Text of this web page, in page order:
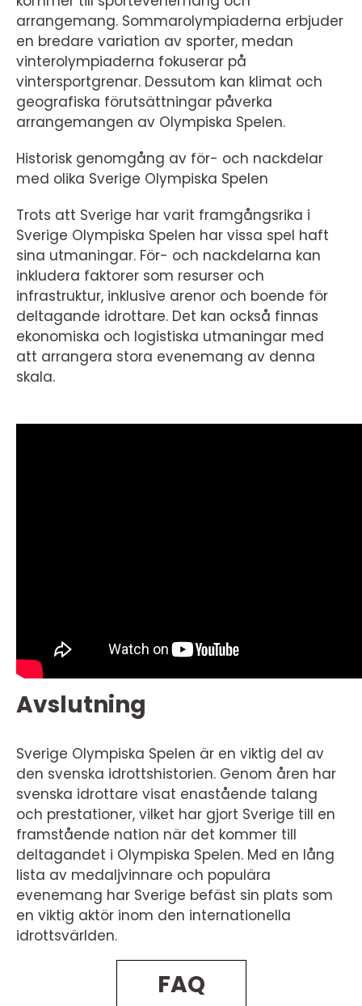
arrangemang. Sommarolympiaderna erbjuder
en bredare variation av sporter, medan
vinterolympiaderna fokuserar på
vintersportgrenar. Dessutom kan klimat och
geografiska förutsättningar påverka
arrangemangen av Olympiska Spelen.
Historisk genomgång av för- och nackdelar
med olika Sverige Olympiska Spelen
Trots att Sverige har varit framgångsrika i
Sverige Olympiska Spelen har vissa spel haft
sina utmaningar. För- och nackdelarna kan
inkludera faktorer som resurser och
infrastruktur, inklusive arenor och boende för
deltagande idrottare. Det kan också finnas
ekonomiska och logistiska utmaningar med
att arrangera stora evenemang av denna
skala.
Avslutning
Sverige Olympiska Spelen är en viktig del av
den svenska idrottshistorien. Genom åren har
svenska idrottare visat enastående talang
och prestationer, vilket har gjort Sverige till en
framstående nation när det kommer till
deltagandet i Olympiska Spelen. Med en lång
lista av medaljvinnare och populära
evenemang har Sverige befäst sin plats som
en viktig aktör inom den internationella
idrottsvärlden.
FAQ